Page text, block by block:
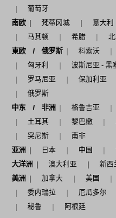
葡萄牙
南欧
梵蒂冈城 意大利
马其顿
希腊 北
東欧 / 俄罗斯
科索沃
匈牙利
波斯尼亚 - 黑
罗马尼亚
保加利亚
俄罗斯
中东 / 非洲
格鲁吉亚
土耳其
黎巴嫩
突尼斯
南非
亚洲
日本 中国
大洋洲
澳大利亚
新西
美洲
加拿大 美国
委内瑞拉
厄瓜多尔
秘鲁
阿根廷